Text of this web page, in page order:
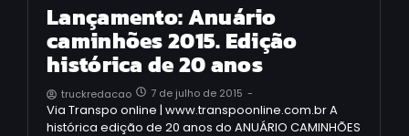
Lançamento: Anuário
caminhões 2015. Edição
histórica de 20 anos
truckredacao 7 de julho de 2015 -
Via Transpo online | www.transpoonline.com.br A
histórica edição de 20 anos do ANUÁRIO CAMINHÕES